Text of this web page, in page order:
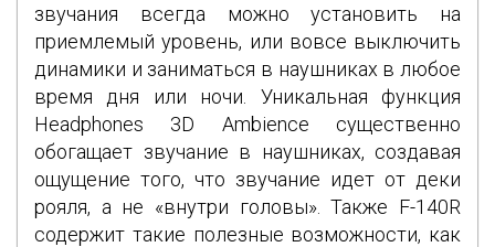
звучания всегда можно установить на
приемлемый уровень, или вовсе выключить
динамики и заниматься в наушниках в любое
время дня или ночи. Уникальная функция
Headphones 3D Ambience существенно
обогащает звучание в наушниках, создавая
ощущение того, что звучание идет от деки
рояля, а не «внутри головы». Также F-140R
содержит такие полезные возможности, как